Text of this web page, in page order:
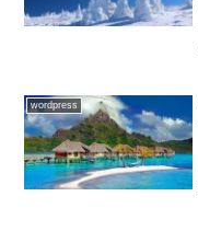
wordpress